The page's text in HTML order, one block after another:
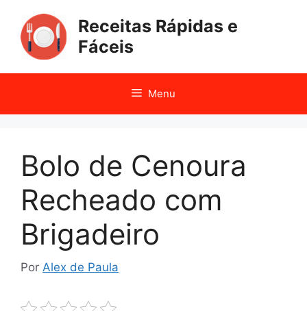
para
conteúdo
Receitas Rápidas e
Fáceis
Menu
Bolo de Cenoura
Recheado com
Brigadeiro
Por Alex de Paula